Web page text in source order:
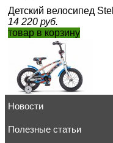
Детский велосипед
14 220 руб.
товар в корзину
Детский велосипед
товар в корзину
Новости
Полезные статьи